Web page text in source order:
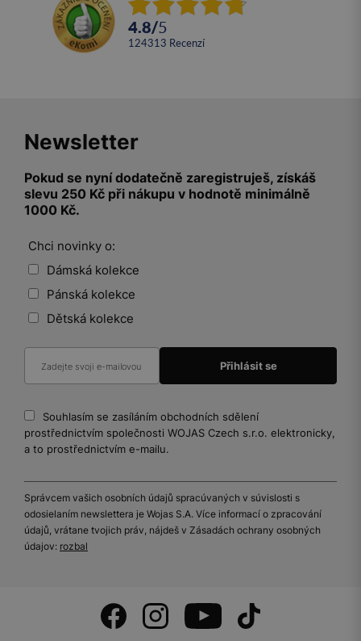
4.8/5
124313 recenzí
Newsletter
Pokud se nyní dodatečně zaregistruješ, získáš
slevu 250 Kč při nákupu v hodnotě minimálně
1000 Kč.
Chci novinky o:
Dámská kolekce
Pánská kolekce
Dětská kolekce
Souhlasím se zasíláním obchodních sdělení
prostřednictvím společnosti WOJAS Czech s.r.o. elektronicky,
a to prostřednictvím e-mailu.
Správcem vašich osobních údajů spracúvaných v súvislosti s
odosielaním newslettera je Wojas S.A. Více informací o zpracování
údajů, vrátane tvojich práv, nájdeš v Zásadách ochrany osobných
údajov: rozbal